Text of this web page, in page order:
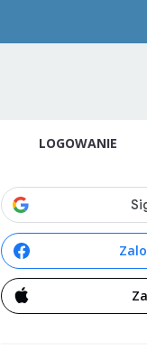
LOGOWANIE